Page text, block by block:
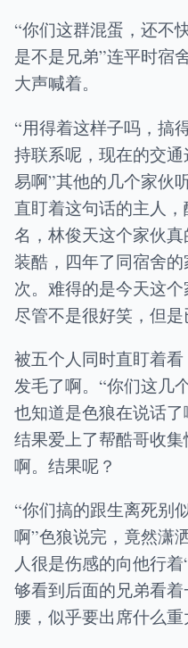
“你们这群混蛋，还不
是不是兄弟”连平时宿
大声喊着。
“用得着这样子吗，搞
持联系呢，现在的交
易啊”其他的几个家伙
直盯着这句话的主人
名，林俊天这个家伙
装酷，四年了同宿舍
次。难得的是今天这个
尽管不是很好笑，但是
被五个人同时直盯着
发毛了啊。“你们这几
也知道是色狼在说话了
结果爱上了帮酷哥收
啊。结果呢？
“你们搞的跟生离死别
啊”色狼说完，竟然潇
人很是伤感的向他行
够看到后面的兄弟看
腰，似乎要出席什么重